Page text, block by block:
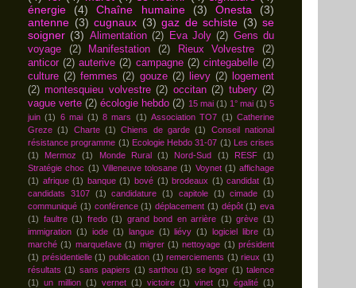
énergie
(4) Chaîne humaine (3) Onesta
(3)
antenne (3) cugnaux (3) gaz de schiste (3) se
soigner (3) Alimentation (2) Eva Joly (2) Gens du
voyage
(2) Manifestation (2) Rieux Volvestre
(2)
anticor (2) auterive (2) campagne (2) cintegabelle (2)
culture (2) femmes (2) gouze (2) lievy (2)
logement
(2) montesquieu volvestre (2) occitan (2) tubery (2)
vague verte (2) écologie hebdo (2) 15 mai (1) 1° mai (1) 5
juin (1) 6 mai (1) 8 mars (1) Association TO7 (1) Catherine
Greze (1) Charte (1) Chiens de garde (1)
Conseil national
résistance programme (1) Ecologie Hebdo 31-07 (1) Les crises
(1)
Mermoz (1) Monde Rural (1) Nord-Sud (1) RESF
(1)
Stratégie choc (1) Villeneuve tolosane (1) Voynet (1) affichage
(1) afrique (1) banque (1) bové (1) brodeaux (1) candidat (1)
candidats 3107
(1) candidature (1) capitole (1) cimade (1)
communiqué (1) conférence (1) déplacement (1) dépôt (1) eva
(1) faultre (1) fredo (1) grand bond en arrière (1) grève (1)
immigration (1) iode (1) langue (1) liévy (1) logiciel libre (1)
marché (1) marquefave (1) migrer (1) nettoyage (1) président
(1) présidentielle (1) publication (1) remerciements (1) rieux (1)
résultats (1) sans papiers (1) sarthou (1) se loger (1) talence
(1) un million (1) vernet (1) victoire (1) vinet (1) égalité (1)